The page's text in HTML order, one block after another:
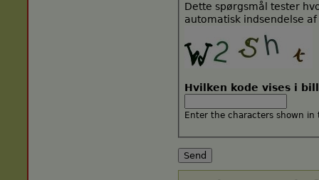
Dette spørgsmål tester
automatisk indsendelse af
Hvilken kode vises i
Enter the characters shown in